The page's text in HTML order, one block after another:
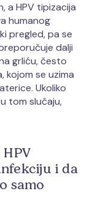
a HPV tipizacija
humanog
pregled, pa se
dalji
grliću, često
kojom se uzima
Ukoliko
tom slučaju,
i da
samo